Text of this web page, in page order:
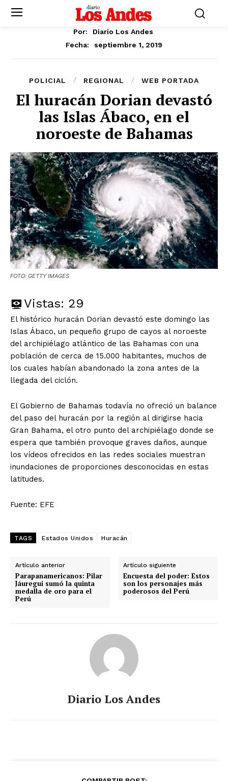
Por:
Diario Los Andes
Fecha:
septiembre 1, 2019
POLICIAL REGIONAL WEB PORTADA
El huracán Dorian devastó
las Islas Ábaco, en el
noroeste de Bahamas
FOTO: GETTY IMAGES
Vistas: 29
El histórico huracán Dorian devastó este domingo las
Islas Ábaco, un pequeño grupo de cayos al noroeste
del archipiélago atlántico de las Bahamas con una
población de cerca de 15.000 habitantes, muchos de
los cuales habían abandonado la zona antes de la
llegada del ciclón.
El Gobierno de Bahamas todavía no ofreció un balance
del paso del huracán por la región al dirigirse hacia
Gran Bahama, el otro punto del archipiélago donde se
espera que también provoque graves daños, aunque
los vídeos ofrecidos en las redes sociales muestran
inundaciones de proporciones desconocidas en estas
latitudes.
Fuente: EFE
TAGS Estados Unidos Huracán
Artículo anterior
Parapanamericanos: Pilar
Jáuregui sumó la quinta
medalla de oro para el
Perú
Artículo siguiente
Encuesta del poder: Estos
son los personajes más
poderosos del Perú
Diario Los Andes